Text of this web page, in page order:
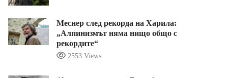
Меснер след рекорда на Харила:
„Алпинизмът няма нищо общо с
рекордите“
2553 Views